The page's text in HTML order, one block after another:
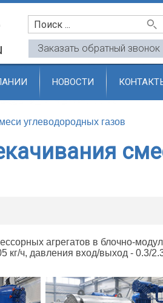
Заказать обратный звонок
НОВОСТИ
углеводородных газов
агрегатов в блочно-
кг/ч, давления вход/выход - 0.3/